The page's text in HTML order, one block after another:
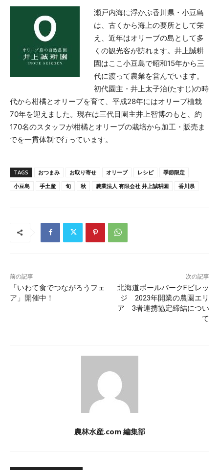
瀬戸内海に浮かぶ香川県・小豆島
は、古くから海上の要所として栄
え、近年はオリーブの島として多
くの観光客が訪れます。井上誠耕
園はここ小豆島で昭和15年から三
代に渡って農業を営んでいます。
初代園主・井上太子治(たすじ)の時
代から柑橘とオリーブを育て、平成28年にはオリーブ植栽
70年を迎えました。現在は三代目園主井上智博のもと、約
170名のスタッフが柑橘とオリーブの栽培から加工・販売ま
でを一貫体制で行っています。
TAGS おつまみ お取り寄せ オリーブ レシピ
季節限定
小豆島
手土産 旬 秋 農業法人 有限会社 井上誠耕園 香川県
前の記事
「いわて食でつながろうフェ
ア」開催中！
次の記事
北海道ボールパークFビレッ
ジ 2023年開業の農園エリ
ア 3者連携協定締結につい
て
農林水産.com 編集部